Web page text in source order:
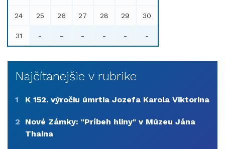
24 25 26 27 28 29 30
31 - - - - - -
Najčítanejšie v rubrike
1 K 152. výročiu úmrtia Jozefa Karola Viktorina
2
Nové Zámky: "Príbeh hliny" v Múzeu Jána
Thaina